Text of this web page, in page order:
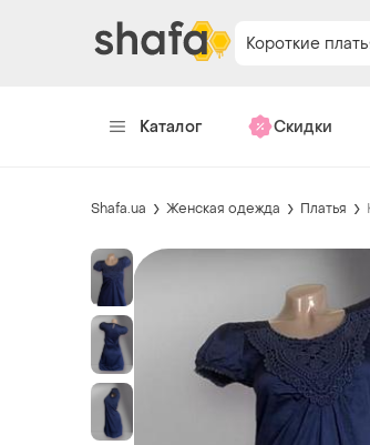
Короткие
Каталог Скидки
Shafa.ua Женская одежда Платья